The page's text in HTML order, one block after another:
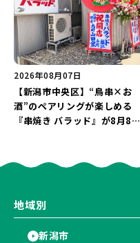
2026年08月07日
【新潟市中央区】“鳥串×お
酒”のペアリングが楽しめる
『串焼き バラッド』が8月8日
地域別
新潟市